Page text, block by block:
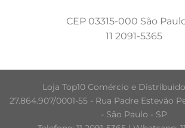
CEP 03315-000 São
11 2091-5365
Loja Top10 Comércio e
27.864.907/0001-55 - Rua Padre Estevão
- São Paulo - SP